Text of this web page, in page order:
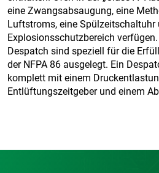
eine Zwangsabsaugung, eine
Luftstroms, eine Spülzeitschaltuhr
Explosionsschutzbereich verfügen.
Despatch sind speziell für die
der NFPA 86 ausgelegt. Ein
komplett mit einem
Entlüftungszeitgeber und einem